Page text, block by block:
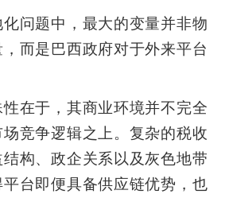
问题中，最大的变量并非物
而是巴西政府对于外来平台
在于，其商业环境并不完全
竞争逻辑之上。复杂的税收
构、政企关系以及灰色地带
台即便具备供应链优势，也